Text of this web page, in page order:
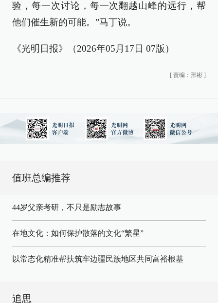
验，每一次讨论，每一次翻越山峰的远行，帮
他们催生新的可能。”马丁说。
《光明日报》（2026年05月17日 07版）
[ 责编：邢彬 ]
值班总编推荐
44岁父亲考研，不只是励志故事
在地文化：如何保护散落的文化“繁星”
以常态化精准帮扶筑牢边疆民族地区共同富裕根基
追思